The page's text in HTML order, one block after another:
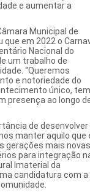
e aumentar a
Municipal de
que em 2022 o
Nacional do
um trabalho de
“Queremos
e notoriedade do
único,
presença ao longo
de
manter aquilo que
gerações mais
para integração
Imaterial da
candidatura com a